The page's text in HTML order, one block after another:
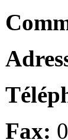
Fax: